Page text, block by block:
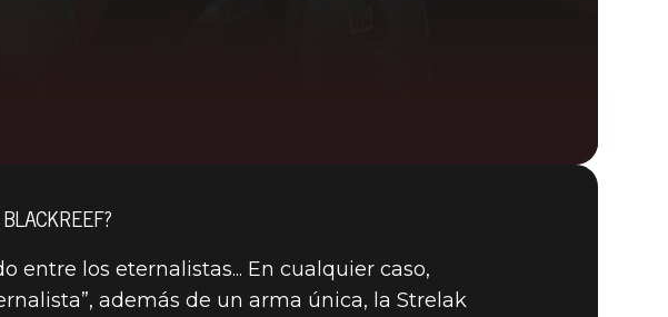
entre los eternalistas... En cualquier caso,
además de un arma única, la Strelak